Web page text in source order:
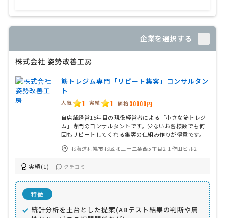
企業を選択する
株式会社 姿勢改善工房
筋トレジム専門「リピート集客」コンサルタン
ト
人気 1 実績 1 価格 30000円
自店舗経営15年目の現役経営者による「小さな筋トレジ
ム」専門のコンサルタントです。少ないお客様数でも何
回もリピートしてくれる集客の仕組み作りが得意です。
北海道札幌市北区北三十二条西5丁目2-1作田ビル2F
実績(1) クチコミ
特徴
統計分析を土台とした提案(ABテスト結果の判断や属